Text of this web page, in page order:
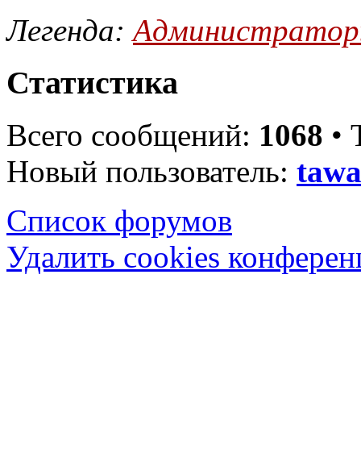
Легенда:
Статистика
Всего сообщений: 1068 •
Новый пользователь:
Список форумов
Удалить cookies